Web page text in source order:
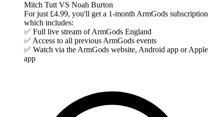
Mitch Tutt VS Noah Burton
For just £4.99, you'll get a 1-month ArmGods subscription
which includes:
✅ Full live stream of ArmGods England
✅ Access to all previous ArmGods events
✅ Watch via the ArmGods website, Android app or Apple
app